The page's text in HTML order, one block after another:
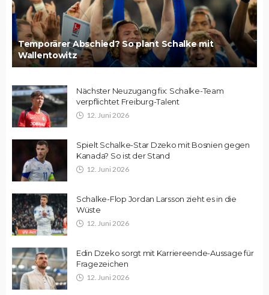
Temporärer Abschied? So plant Schalke mit
Wallentowitz
Nächster Neuzugang fix: Schalke-Team
verpflichtet Freiburg-Talent
12. Juni 2026
Spielt Schalke-Star Dzeko mit Bosnien gegen
Kanada? So ist der Stand
12. Juni 2026
Schalke-Flop Jordan Larsson zieht es in die
Wüste
12. Juni 2026
Edin Dzeko sorgt mit Karriereende-Aussage für
Fragezeichen
12. Juni 2026